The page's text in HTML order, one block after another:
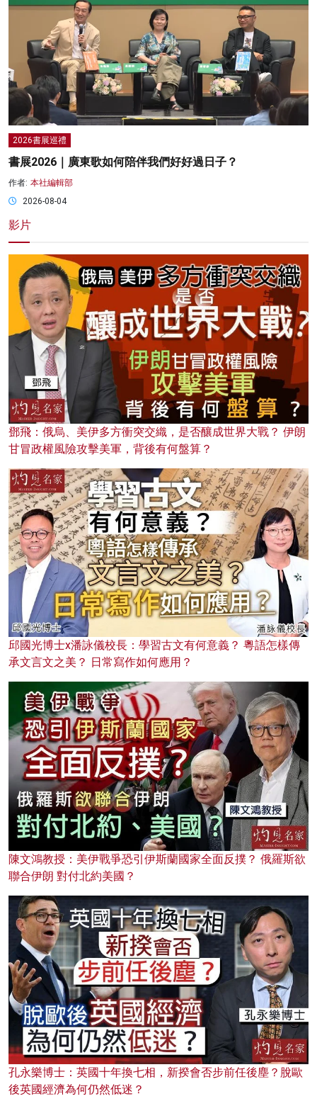
2026書展巡禮
書展2026｜廣東歌如何陪伴我們好好過日子？
作者: 本社編輯部
2026-08-04
影片
鄧飛：俄烏、美伊多方衝突交織，是否釀成世界大戰？ 伊朗
甘冒政權風險攻擊美軍，背後有何盤算？
邱國光博士x潘詠儀校長：學習古文有何意義？ 粵語怎樣傳
承文言文之美？ 日常寫作如何應用？
陳文鴻教授：美伊戰爭恐引伊斯蘭國家全面反撲？ 俄羅斯欲
聯合伊朗 對付北約美國？
孔永樂博士：英國十年換七相，新揆會否步前任後塵？脫歐
後英國經濟為何仍然低迷？